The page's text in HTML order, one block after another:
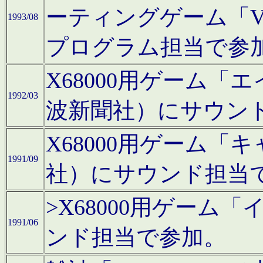
1993/08
ーティングゲーム「
プログラム担当で参
1992/03
X68000用ゲーム「
波新聞社）にサウン
1991/09
X68000用ゲーム「
社）にサウンド担当
1991/06
>X68000用ゲーム「
ンド担当で参加。